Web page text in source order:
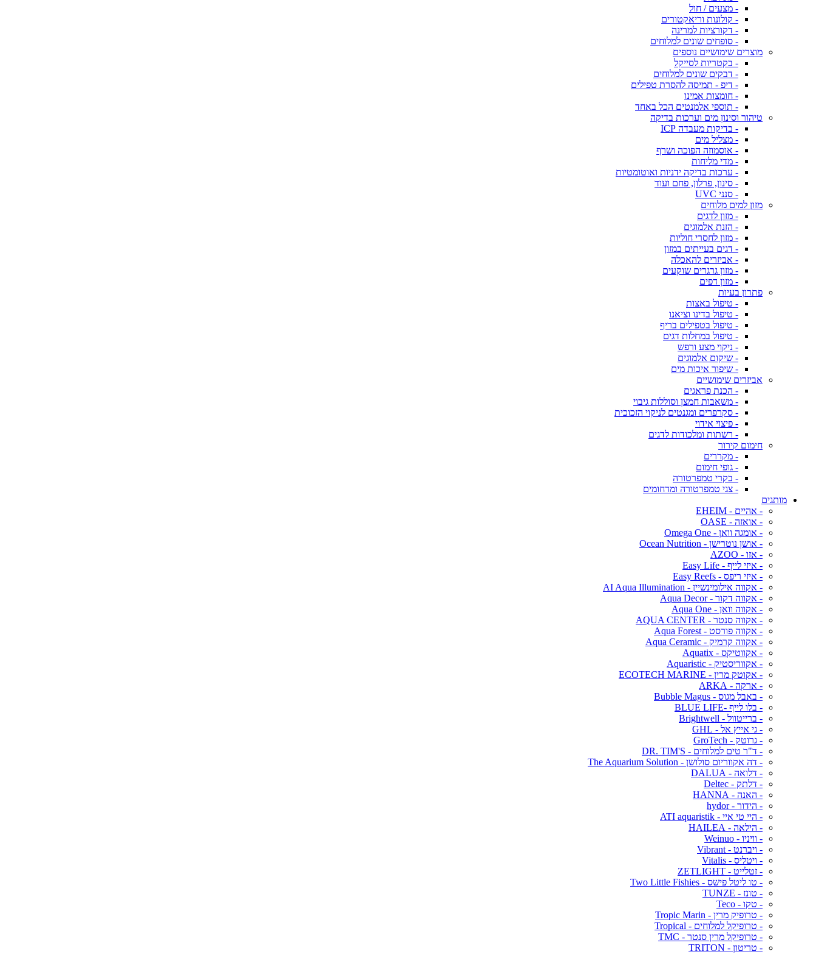
- מצעים / חול
- קולונות וריאקטורים
- דקורציות למרינה
- סופחים שונים למלוחים
מוצרים שימושיים נוספים
- בקטריות לסייקל
- דבקים שונים למלוחים
- דיפ - תמיסה להסרת טפילים
- חומצות אמינו
- תוספי אלמנטים הכל באחד
טיהור וסינון מים וערכות בדיקה
- בדיקות מעבדה ICP
- מצליל מים
- אוסמוזה הפוכה ושרף
- מדי מליחות
- ערכות בדיקה ידניות ואוטומטיות
- סינון, פרלון, פחם ועוד
- סנני UVC
מזון למים מלוחים
- מזון לדגים
- הזנת אלמוגים
- מזון לחסרי חוליות
- דגים בעייתים במזון
- אביזרים להאכלה
- מזון גרגרים שוקעים
- מזון דפים
פתרון בעיות
- טיפול באצות
- טיפול בדינו וציאנו
- טיפול בטפילים בריף
- טיפול במחלות דגים
- ניקוי מצע ורפש
- שיקום אלמוגים
- שיפור איכות מים
אביזרים שימושיים
- הכנת פראגים
- משאבות חמצן וסוללות גיבוי
- סקרפרים ומגנטים לניקוי הזכוכית
- פיצוי אידוי
- רשתות ומלכודות לדגים
חימום קירור
- מקררים
- גופי חימום
- בקרי טמפרטורה
- צגי טמפרטורה ומדחומים
מותגים
- אהיים - EHEIM
- אואזה - OASE
- אומגה וואן - Omega One
- אושן נוטרישן - Ocean Nutrition
- אזו - AZOO
- איזי לייף - Easy Life
- איזי ריפס - Easy Reefs
- אקווה אילומינשיין - AI Aqua Illumination
- אקווה דקור - Aqua Decor
- אקווה וואן - Aqua One
- אקווה סנטר - AQUA CENTER
- אקווה פורסט - Aqua Forest
- אקווה קרמיק - Aqua Ceramic
- אקווטיקס - Aquatix
- אקווריסטיק - Aquaristic
- אקוטק מרין - ECOTECH MARINE
- ארקה - ARKA
- באבל מגוס - Bubble Magus
- בלו לייף -BLUE LIFE
- ברייטוול - Brightwell
- גי אייץ אל - GHL
- גרוטק - GroTech
- ד"ר טים למלוחים - DR. TIM'S
- דה אקווריום סולושן - The Aquarium Solution
- דלואה - DALUA
- דלתק - Deltec
- האנה - HANNA
- הידור - hydor
- היי טי איי - ATI aquaristik
- הילאה - HAILEA
- וויניו - Weinuo
- ויברנט - Vibrant
- ויטליס - Vitalis
- זטלייט - ZETLIGHT
- טו ליטל פישס - Two Little Fishies
- טונז - TUNZE
- טקו - Teco
- טרופיק מרין - Tropic Marin
- טרופיקל למלוחים - Tropical
- טרופיקל מרין סנטר - TMC
- טריטון - TRITON